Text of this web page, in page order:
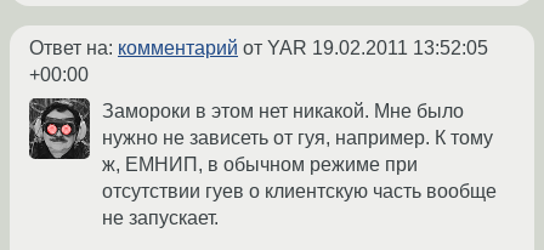
Ответ на: комментарий от YAR 19.02.2011 13:52:05
+00:00
Замороки в этом нет никакой. Мне было
нужно не зависеть от гуя, например. К тому
ж, ЕМНИП, в обычном режиме при
отсутствии гуев о клиентскую часть вообще
не запускает.